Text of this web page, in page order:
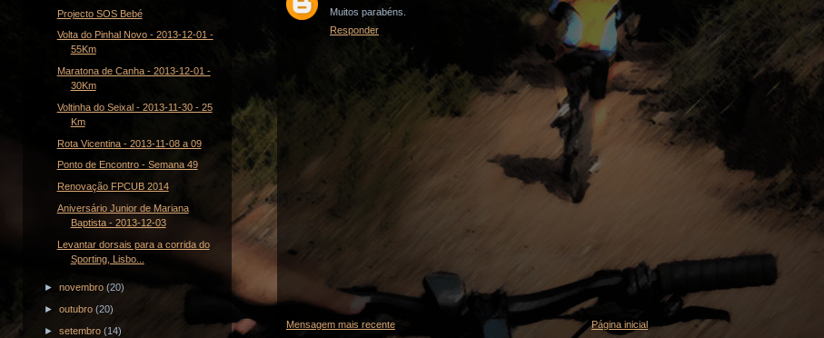
Projecto SOS Bebé
Volta do Pinhal Novo - 2013-12-01 -
55Km
Maratona de Canha - 2013-12-01 -
30Km
Voltinha do Seixal - 2013-11-30 - 25
Km
Rota Vicentina - 2013-11-08 a 09
Ponto de Encontro - Semana 49
Renovação FPCUB 2014
Aniversário Junior de Mariana
Baptista - 2013-12-03
Levantar dorsais para a corrida do
Sporting, Lisbo...
►novembro(20)
►outubro(20)
►setembro(14)
Muitos parabéns.
Responder
Mensagem mais recente Página inicial